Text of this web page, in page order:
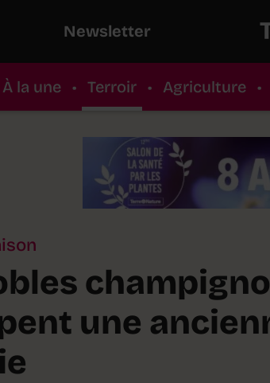
Newsletter
À la une • Terroir • Agriculture •
une